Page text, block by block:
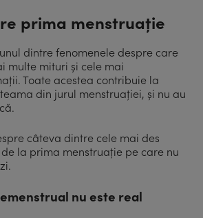
prima menstruație
dintre fenomenele despre care
multe mituri și cele mai
Toate acestea contribuie la
din jurul menstruației, și nu au
câteva dintre cele mai des
la prima menstruație pe care nu
nu este real